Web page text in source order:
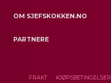
OM SJEFSKOKKEN.NO
PARTNERE
FRAKT KJØPSBETINGELSER